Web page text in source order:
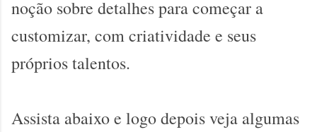
noção sobre detalhes para começar a
customizar, com criatividade e seus
próprios talentos.
Assista abaixo e logo depois veja algumas